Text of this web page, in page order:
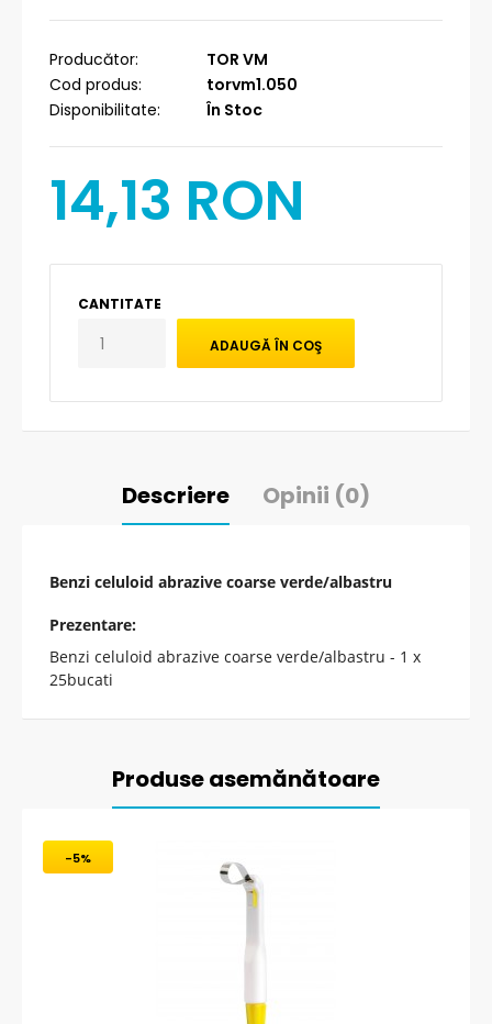
Producător:
TOR VM
Cod produs:
torvm1.050
Disponibilitate:
În Stoc
14,13 RON
CANTITATE
Descriere Opinii (0)
Benzi celuloid abrazive coarse verde/albastru
Prezentare:
Benzi celuloid abrazive coarse verde/albastru - 1 x
25bucati
Produse asemănătoare
-5%